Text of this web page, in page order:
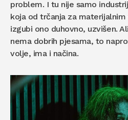
problem. I tu nije samo
koja od trčanja za
izgubi ono duhovno, uzvišen.
nema dobrih pjesama, to
volje, ima i načina.